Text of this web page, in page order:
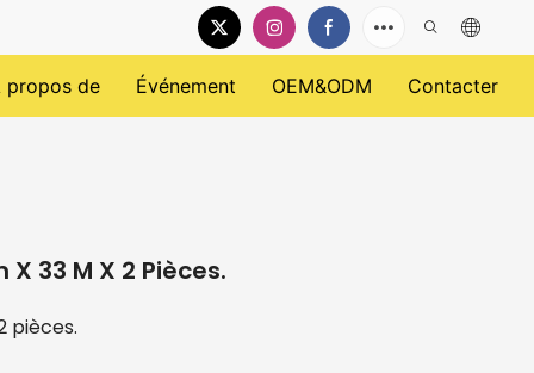
propos de Événement OEM&ODM Contacter
33 M X 2 Pièces.
pièces.